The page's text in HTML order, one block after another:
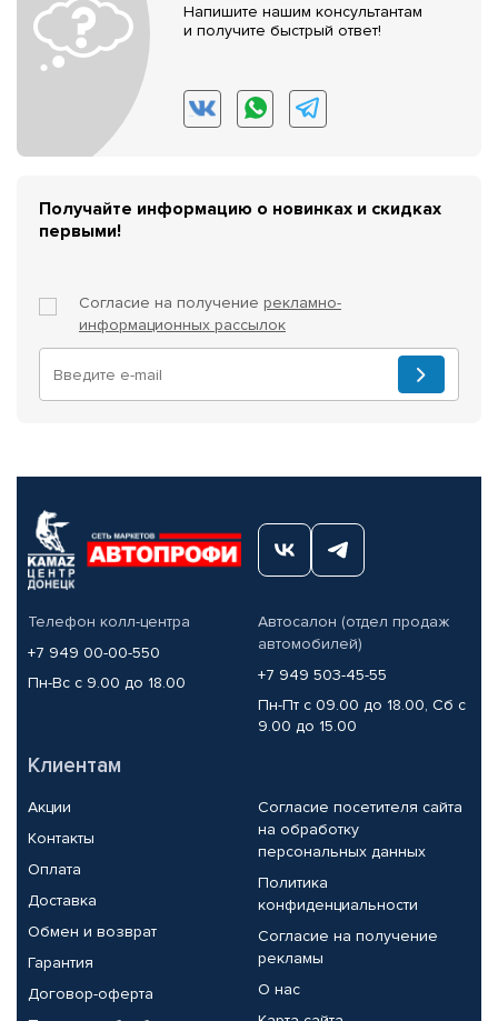
Напишите нашим консультантам
и получите быстрый ответ!
Получайте информацию о новинках и скидках
первыми!
Согласие на получение рекламно-
информационных рассылок
Телефон колл-центра
+7 949 00-00-550
Пн-Вс с 9.00 до 18.00
Автосалон (отдел продаж
автомобилей)
+7 949 503-45-55
Пн-Пт с 09.00 до 18.00, Сб с
9.00 до 15.00
Клиентам
Акции
Контакты
Оплата
Доставка
Обмен и возврат
Гарантия
Договор-оферта
Согласие посетителя сайта
на обработку
персональных данных
Политика
конфиденциальности
Согласие на получение
рекламы
О нас